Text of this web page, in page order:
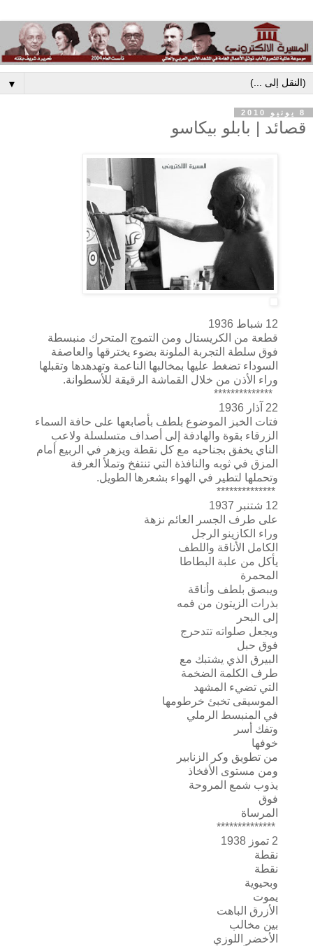
▼
8 يونيو 2010
قصائد | بابلو بيكاسو
12 شباط 1936
قطعة من الكريستال ومن التموج المتحرك منبسطة
فوق سلطة التجربة الملونة بضوء يخترقها والعاصفة
السوداء تضغط عليها بمخالبها الناعمة وتهدهدها وتقبلها
وراء الأذن من خلال القماشة الرقيقة للأسطوانة.
**************
22 آذار 1936
فتات الخبز الموضوع بلطف بأصابعها على حافة السماء
الزرقاء بقوة والهادفة إلى أصداف متسلسلة ولاعب
الناي يخفق بجناحيه مع كل نقطة ويزهر في الربيع أمام
المزق في ثوبه والنافذة التي تنتفخ وتملأ الغرفة
وتحملها لتطير في الهواء بشعرها الطويل.
**************
12 شتنبر 1937
على طرف الجسر العائم نزهة
وراء الكازينو الرجل
الكامل الأناقة واللطف
يأكل من علبة البطاطا
المحمرة
ويبصق بلطف وأناقة
بذرات الزيتون من فمه
إلى البحر
ويجعل صلواته تتدحرج
فوق حبل
البيرق الذي يشتبك مع
طرف الكلمة الضخمة
التي تضيء المشهد
الموسيقى تخبئ خرطومها
في المنبسط الرملي
وتفك أسر
خوفها
من تطويق وكر الزنابير
ومن مستوى الأفخاذ
يذوب شمع المروحة
فوق
المرساة
**************
2 تموز 1938
نقطة
نقطة
وبحيوية
يموت
الأزرق الباهت
بين مخالب
الأخضر اللوزي